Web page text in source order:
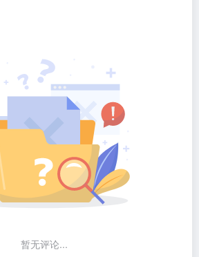
暂无评论...